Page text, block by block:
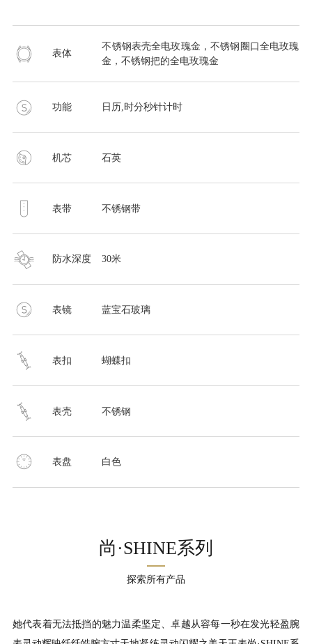
表体
不锈钢表壳全电玫瑰金，不锈钢圈口全电玫瑰
金，不锈钢把的全电玫瑰金
功能 日历,时分秒针计时
机芯 石英
表带 不锈钢带
防水深度 30米
表镜 蓝宝石玻璃
表扣 蝴蝶扣
表壳 不锈钢
表盘 白色
尚·SHINE系列
探索所有产品
她代表着无法抵挡的魅力温柔坚定、卓越从容每一秒在发光轻盈腕